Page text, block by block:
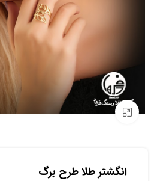
برای بزرگنمایی کلیک کنید
انگشتر طلا طرح برگ